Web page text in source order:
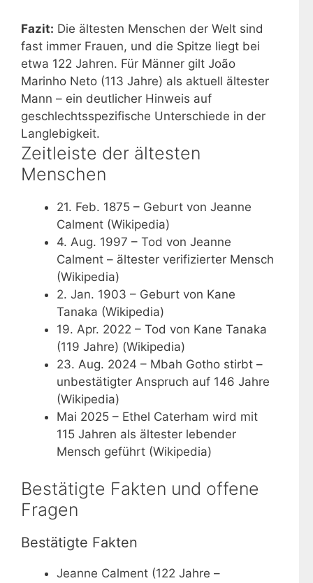
Fazit: Die ältesten Menschen der Welt sind
fast immer Frauen, und die Spitze liegt bei
etwa 122 Jahren. Für Männer gilt João
Marinho Neto (113 Jahre) als aktuell ältester
Mann – ein deutlicher Hinweis auf
geschlechtsspezifische Unterschiede in der
Langlebigkeit.
Zeitleiste der ältesten
Menschen
21. Feb. 1875 – Geburt von Jeanne
Calment (Wikipedia)
4. Aug. 1997 – Tod von Jeanne
Calment – ältester verifizierter Mensch
(Wikipedia)
2. Jan. 1903 – Geburt von Kane
Tanaka (Wikipedia)
19. Apr. 2022 – Tod von Kane Tanaka
(119 Jahre) (Wikipedia)
23. Aug. 2024 – Mbah Gotho stirbt –
unbestätigter Anspruch auf 146 Jahre
(Wikipedia)
Mai 2025 – Ethel Caterham wird mit
115 Jahren als ältester lebender
Mensch geführt (Wikipedia)
Bestätigte Fakten und offene
Fragen
Bestätigte Fakten
Jeanne Calment (122 Jahre –